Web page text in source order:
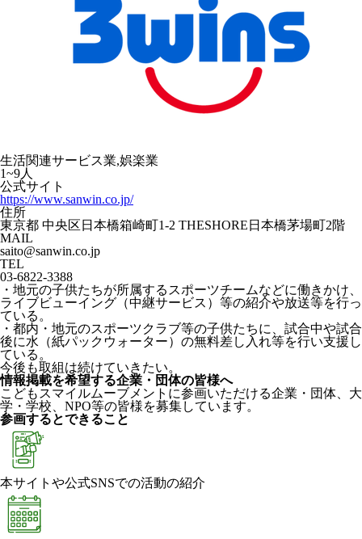
生活関連サービス業,娯楽業
1~9人
公式サイト
https://www.sanwin.co.jp/
住所
東京都 中央区日本橋箱崎町1-2 THESHORE日本橋茅場町2階
MAIL
saito@sanwin.co.jp
TEL
03-6822-3388
・地元の子供たちが所属するスポーツチームなどに働きかけ、
ライブビューイング（中継サービス）等の紹介や放送等を行っ
ている。
・都内・地元のスポーツクラブ等の子供たちに、試合中や試合
後に水（紙パックウォーター）の無料差し入れ等を行い支援し
ている。
今後も取組は続けていきたい。
情報掲載を希望する企業・団体の皆様へ
こどもスマイルムーブメントに参画いただける企業・団体、大
学・学校、NPO等の皆様を募集しています。
参画するとできること
本サイトや公式SNSでの活動の紹介